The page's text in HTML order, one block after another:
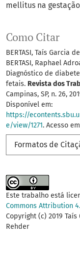
mellitus na gestação
Como Citar
BERTASI, Taís Garcia
BERTASI, Raphael
Diagnóstico de
fetais. Revista dos
Campinas, SP, n. 26,
Disponível em:
https://
e/view/1271. Acesso
Formatos de
Este trabalho está
Commons Attribution
Copyright (c) 2019
Rehder